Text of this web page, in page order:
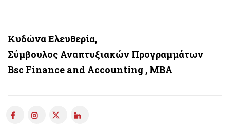
Κυδώνα Ελευθερία,
Σύμβουλος Αναπτυξιακών Προγραμμάτων
Bsc Finance and Accounting , MBA